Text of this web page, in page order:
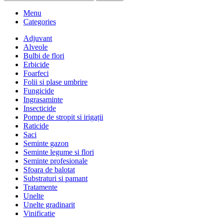
Menu
Categories
Adjuvant
Alveole
Bulbi de flori
Erbicide
Foarfeci
Folii si plase umbrire
Fungicide
Ingrasaminte
Insecticide
Pompe de stropit si irigații
Raticide
Saci
Seminte gazon
Seminte legume si flori
Seminte profesionale
Sfoara de balotat
Substraturi si pamant
Tratamente
Unelte
Unelte gradinarit
Vinificatie